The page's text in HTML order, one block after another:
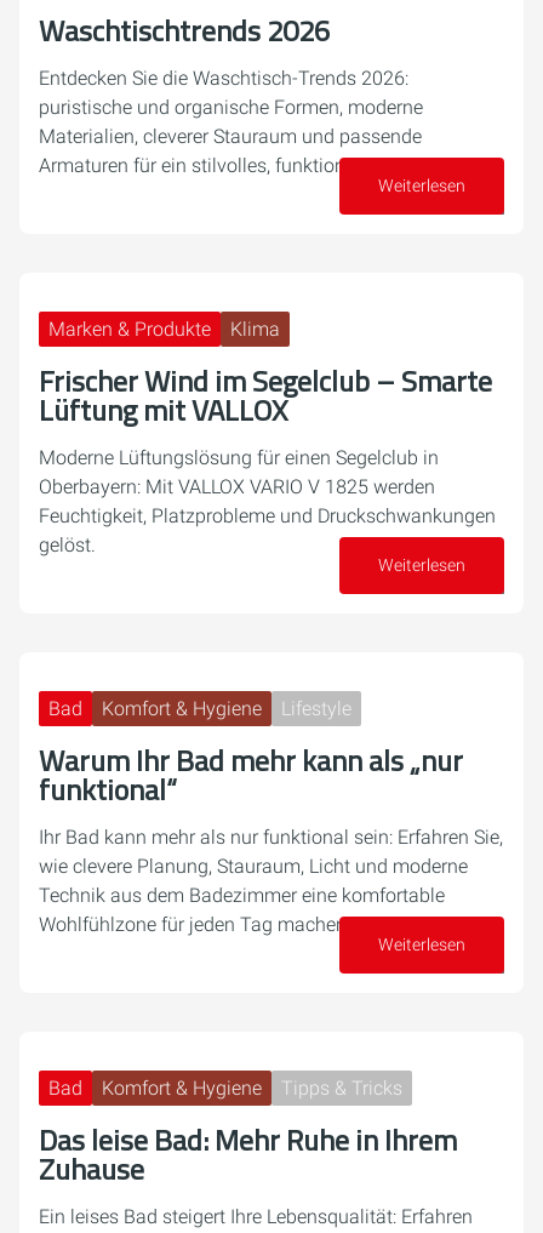
Waschtischtrends 2026
Entdecken Sie die Waschtisch-Trends 2026:
puristische und organische Formen, moderne
Materialien, cleverer Stauraum und passende
Armaturen für ein stilvolles, funktionales Bad.
Weiterlesen
Marken & Produkte Klima
Frischer Wind im Segelclub – Smarte
Lüftung mit VALLOX
Moderne Lüftungslösung für einen Segelclub in
Oberbayern: Mit VALLOX VARIO V 1825 werden
Feuchtigkeit, Platzprobleme und Druckschwankungen
gelöst.
Weiterlesen
Bad Komfort & Hygiene Lifestyle
Warum Ihr Bad mehr kann als „nur
funktional“
Ihr Bad kann mehr als nur funktional sein: Erfahren Sie,
wie clevere Planung, Stauraum, Licht und moderne
Technik aus dem Badezimmer eine komfortable
Wohlfühlzone für jeden Tag machen.
Weiterlesen
Bad Komfort & Hygiene Tipps & Tricks
Das leise Bad: Mehr Ruhe in Ihrem
Zuhause
Ein leises Bad steigert Ihre Lebensqualität: Erfahren